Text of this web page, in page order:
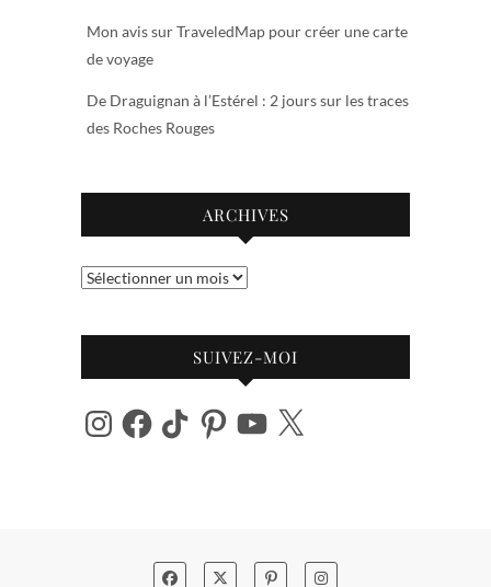
Mon avis sur TraveledMap pour créer une carte
de voyage
De Draguignan à l’Estérel : 2 jours sur les traces
des Roches Rouges
ARCHIVES
Archives
SUIVEZ-MOI
InstagramFacebook
TikTok PinterestYouTube
X